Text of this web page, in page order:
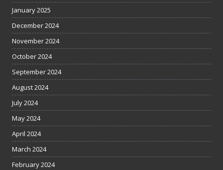
January 2025
December 2024
November 2024
October 2024
September 2024
August 2024
July 2024
May 2024
April 2024
March 2024
February 2024